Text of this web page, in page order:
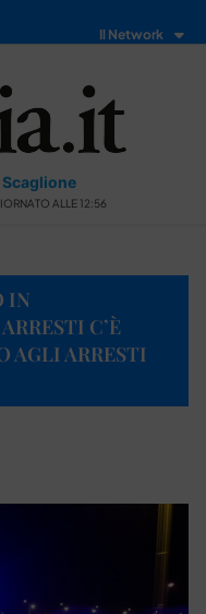
Il Network
ALLE 12:56
IN
C’È
AGLI ARRESTI